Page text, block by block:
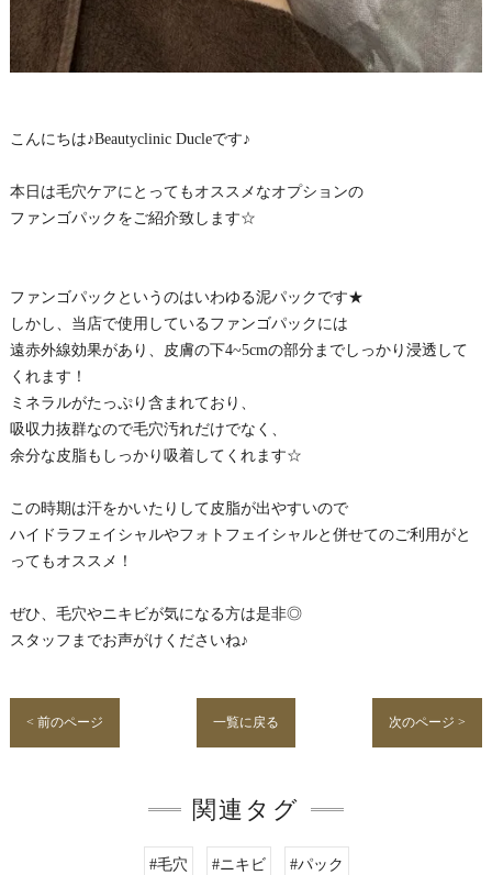
こんにちは♪Beautyclinic Ducleです♪
本日は毛穴ケアにとってもオススメなオプションの
ファンゴパックをご紹介致します☆
ファンゴパックというのはいわゆる泥パックです★
しかし、当店で使用しているファンゴパックには
遠赤外線効果があり、皮膚の下4~5cmの部分までしっかり浸透して
くれます！
ミネラルがたっぷり含まれており、
吸収力抜群なので毛穴汚れだけでなく、
余分な皮脂もしっかり吸着してくれます☆
この時期は汗をかいたりして皮脂が出やすいので
ハイドラフェイシャルやフォトフェイシャルと併せてのご利用がと
ってもオススメ！
ぜひ、毛穴やニキビが気になる方は是非◎
スタッフまでお声がけくださいね♪
< 前のページ 一覧に戻る 次のページ >
関連タグ
#毛穴 #ニキビ #パック